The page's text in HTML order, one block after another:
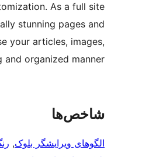
As a full site
stunning pages and
your articles, images,
organized manner.
شاخص‌ها
الگوهای ویرایشگر بلوک,